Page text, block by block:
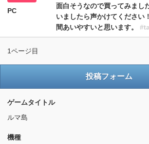
PC
面白そうなので買ってみまし
いましたら声かけてください
間あいやすいと思います。
1ページ目
投稿フォーム
ゲームタイトル
ルマ島
機種